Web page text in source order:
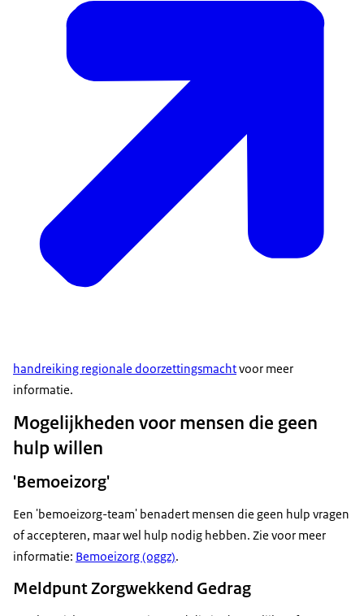
handreiking regionale doorzettingsmachtvoor meer
informatie.
Mogelijkheden voor mensen die geen
hulp willen
'Bemoeizorg'
Een 'bemoeizorg-team' benadert mensen die geen hulp vragen
of accepteren, maar wel hulp nodig hebben. Zie voor meer
informatie: Bemoeizorg (oggz).
Meldpunt Zorgwekkend Gedrag